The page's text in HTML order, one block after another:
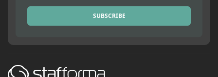
SUBSCRIBE